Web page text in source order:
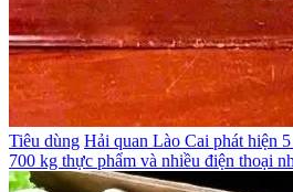
Tiêu dùng Hải quan Lào Cai phát hiện
700 kg thực phẩm và nhiều điện thoại